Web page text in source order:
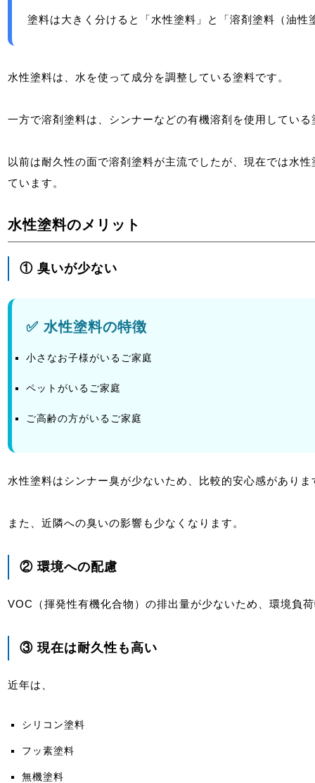
塗料は大きく分けると「水性塗料」と「溶剤塗料（油性
水性塗料は、水を使って成分を調整している塗料です。
一方で溶剤塗料は、シンナーなどの有機溶剤を使用してい
以前は耐久性の面で溶剤塗料が主流でしたが、現在では水
ています。
水性塗料のメリット
① 臭いが少ない
✅ 水性塗料の特徴
小さなお子様がいるご家庭
ペットがいるご家庭
ご高齢の方がいるご家庭
水性塗料はシンナー臭が少ないため、比較的安心感がありま
また、近隣への臭いの影響も少なくなります。
② 環境への配慮
VOC（揮発性有機化合物）の排出量が少ないため、環境負
③ 現在は耐久性も高い
近年は、
シリコン塗料
フッ素塗料
無機塗料